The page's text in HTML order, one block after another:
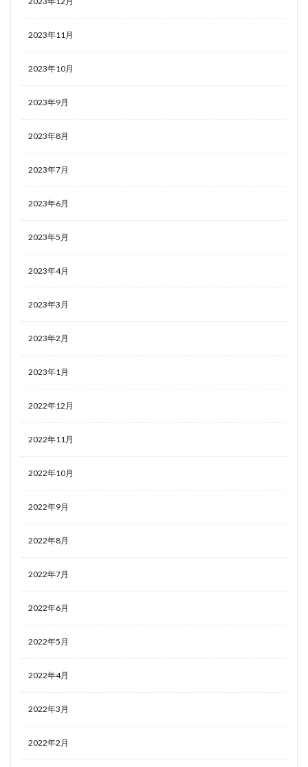
2023年11月
2023年10月
2023年9月
2023年8月
2023年7月
2023年6月
2023年5月
2023年4月
2023年3月
2023年2月
2023年1月
2022年12月
2022年11月
2022年10月
2022年9月
2022年8月
2022年7月
2022年6月
2022年5月
2022年4月
2022年3月
2022年2月